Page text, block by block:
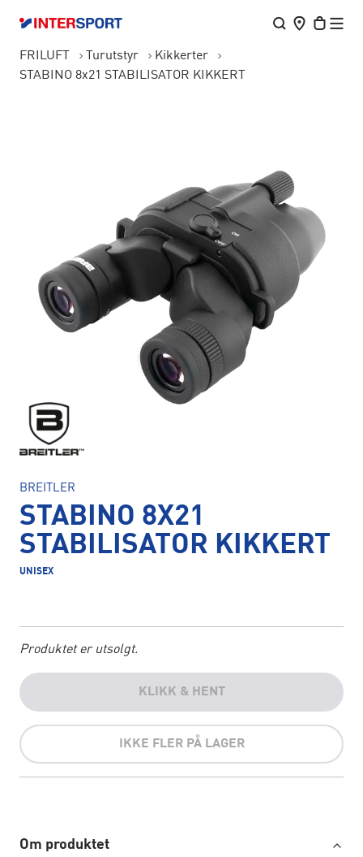
FRILUFT Turutstyr
Kikkerter
STABINO 8x21 STABILISATOR KIKKERT
BREITLER
STABINO 8X21
STABILISATOR KIKKERT
UNISEX
Produktet er utsolgt.
KLIKK & HENT
IKKE FLER PÅ LAGER
Om produktet